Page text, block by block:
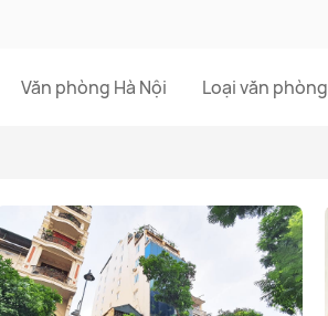
Văn phòng Hà Nội Loại văn phòng